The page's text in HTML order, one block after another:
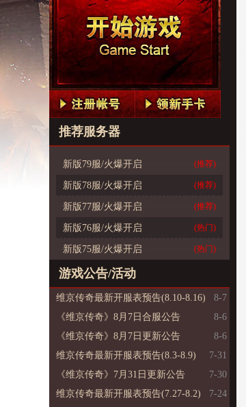
推荐服务器
新版79服/火爆开启 (推荐)
新版78服/火爆开启 (推荐)
新版77服/火爆开启 (推荐)
新版76服/火爆开启 (热门)
新版75服/火爆开启 (热门)
游戏公告/活动
维京传奇最新开服表预告(8.10-8.16)
8-7
《维京传奇》8月7日合服公告
8-6
《维京传奇》8月7日更新公告
8-6
维京传奇最新开服表预告(8.3-8.9)
7-31
《维京传奇》7月31日更新公告
7-30
维京传奇最新开服表预告(7.27-8.2)
7-24